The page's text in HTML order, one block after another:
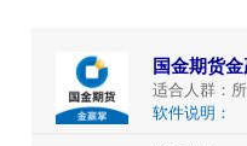
国金期货
适合人群：
软件说明：